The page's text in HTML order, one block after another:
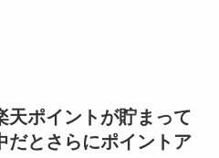
ポイントが貯まって
だとさらにポイントア